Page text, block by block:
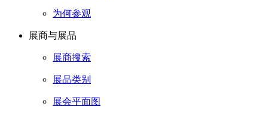
为何参观
展商与展品
展商搜索
展品类别
展会平面图